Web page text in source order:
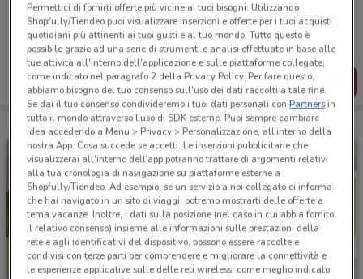
Porta DoveConviene sempre con te!
Puoi trovare le migliori offerte dei negozi vicino a te,
salvarle e creare la tua lista del risparmio, comodamente
dal tuo cellulare.
SCARICA L’APP
Permettici di fornirti offerte più vicine ai tuoi bisogni: Utilizzando
Shopfully/Tiendeo puoi visualizzare inserzioni e offerte per i tuoi acquisti
quotidiani più attinenti ai tuoi gusti e al tuo mondo. Tutto questo è
possibile grazie ad una serie di strumenti e analisi effettuate in base alle
tue attività all'interno dell'applicazione e sulle piattaforme collegate,
come indicato nel paragrafo 2 della Privacy Policy. Per fare questo,
abbiamo bisogno del tuo consenso sull'uso dei dati raccolti a tale fine.
Se dai il tuo consenso condivideremo i tuoi dati personali conPartnersin
tutto il mondo attraverso l’uso di SDK esterne. Puoi sempre cambiare
idea accedendo a Menu > Privacy > Personalizzazione, all’interno della
nostra App. Cosa succede se accetti: Le inserzioni pubblicitarie che
visualizzerai all'interno dell’app potranno trattare di argomenti relativi
alla tua cronologia di navigazione su piattaforme esterne a
Shopfully/Tiendeo. Ad esempio, se un servizio a noi collegato ci informa
che hai navigato in un sito di viaggi, potremo mostrarti delle offerte a
tema vacanze. Inoltre, i dati sulla posizione (nel caso in cui abbia fornito
il relativo consenso) insieme alle informazioni sulle prestazioni della
rete e agli identificativi del dispositivo, possono essere raccolte e
condivisi con terze parti per comprendere e migliorare la connettività e
le esperienze applicative sulle delle reti wireless, come meglio indicato